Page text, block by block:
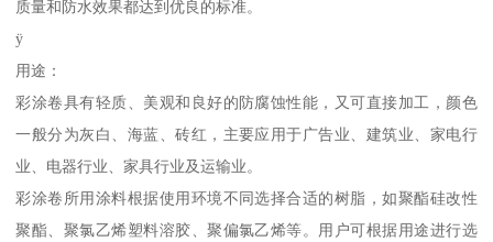
质量和防水效果都达到优良的标准。
ÿ
用途：
彩涂卷具有轻质、美观和良好的防腐蚀性能，又可直接加工，颜色
一般分为灰白、海蓝、砖红，主要应用于广告业、建筑业、家电行
业、电器行业、家具行业及运输业。
彩涂卷所用涂料根据使用环境不同选择合适的树脂，如聚酯硅改性
聚酯、聚氯乙烯塑料溶胶、聚偏氯乙烯等。用户可根据用途进行选